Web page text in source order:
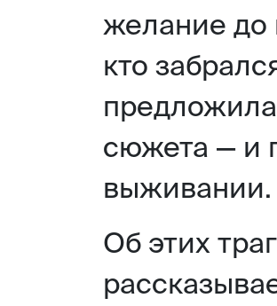
желание до
кто
сюжета — и
выживании.
Об этих